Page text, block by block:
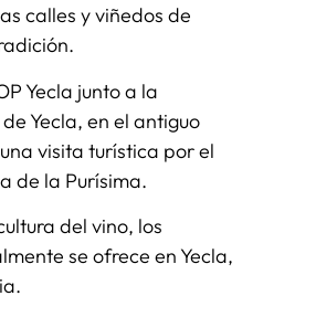
calles y viñedos de
Yecla junto a la
Yecla, en el antiguo
visita turística por el
de la Purísima.
del vino, los
se ofrece en Yecla,